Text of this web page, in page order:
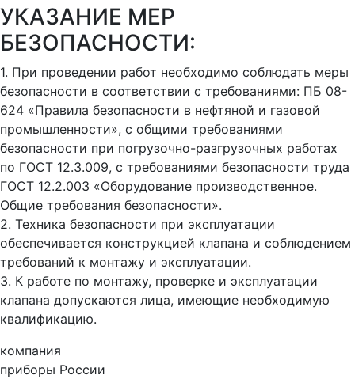
УКАЗАНИЕ МЕР
БЕЗОПАСНОСТИ:
1. При проведении работ необходимо соблюдать меры
безопасности в соответствии с требованиями: ПБ 08-
624 «Правила безопасности в нефтяной и газовой
промышленности», с общими требованиями
безопасности при погрузочно-разгрузочных работах
по ГОСТ 12.3.009, с требованиями безопасности труда
ГОСТ 12.2.003 «Оборудование производственное.
Общие требования безопасности».
2. Техника безопасности при эксплуатации
обеспечивается конструкцией клапана и соблюдением
требований к монтажу и эксплуатации.
3. К работе по монтажу, проверке и эксплуатации
клапана допускаются лица, имеющие необходимую
квалификацию.
компания
приборы России